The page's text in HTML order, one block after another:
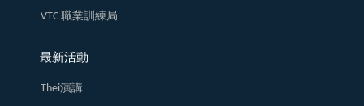
VTC 職業訓練局
最新活動
Thei演講